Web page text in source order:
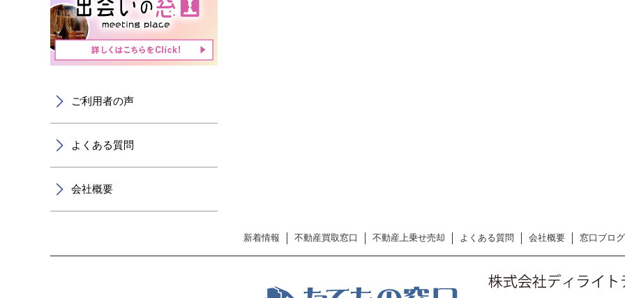
ご利用者の声
よくある質問
会社概要
新着情報 不動産買取窓口 不動産上乗せ売却 よくある質問 会社概要 窓口ブログ